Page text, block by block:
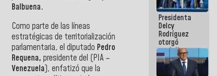
Balbuena.
Como parte de las líneas
estratégicas de territorialización
parlamentaria, el diputado Pedro
Requena, presidente del (PIA –
Venezuela), enfatizó que la
escombros
en La Guaira
Presidenta
Delcy
Rodríguez
otorgó
medalla
"Héroe de
Venezuela"